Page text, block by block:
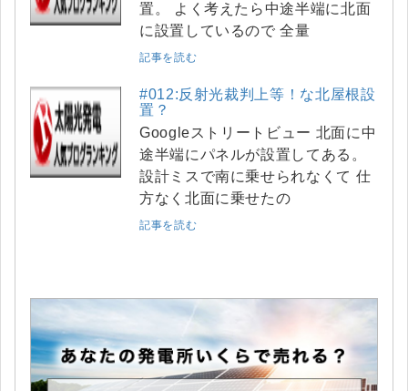
置。 よく考えたら中途半端に北面
に設置しているので 全量
記事を読む
#012:反射光裁判上等！な北屋根設
置？
Googleストリートビュー 北面に中
途半端にパネルが設置してある。
設計ミスで南に乗せられなくて 仕
方なく北面に乗せたの
記事を読む